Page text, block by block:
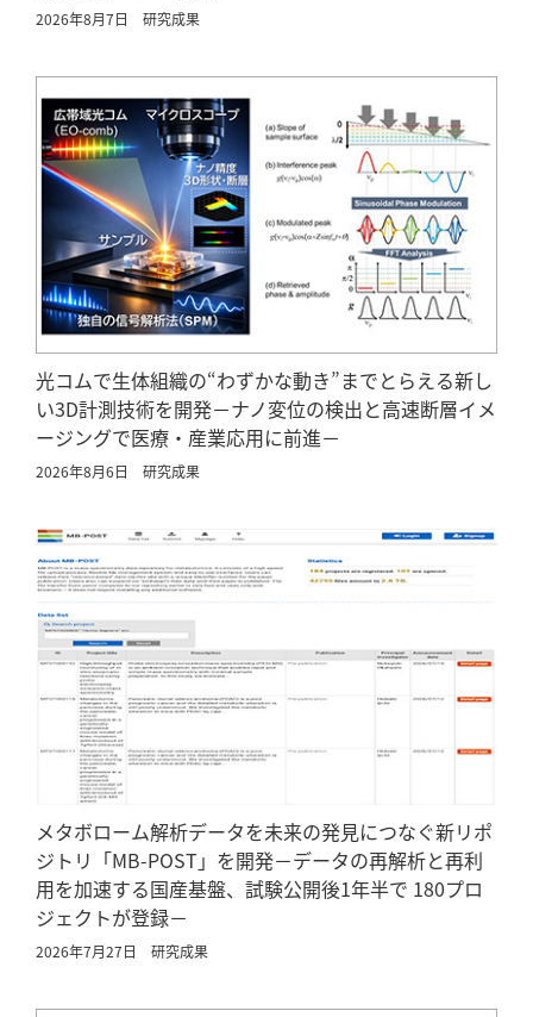
2026年8月7日 研究成果
光コムで生体組織の“わずかな動き”までとらえる新し
い3D計測技術を開発－ナノ変位の検出と高速断層イメ
ージングで医療・産業応用に前進－
2026年8月6日 研究成果
メタボローム解析データを未来の発見につなぐ新リポ
ジトリ「MB-POST」を開発－データの再解析と再利
用を加速する国産基盤、試験公開後1年半で 180プロ
ジェクトが登録－
2026年7月27日 研究成果